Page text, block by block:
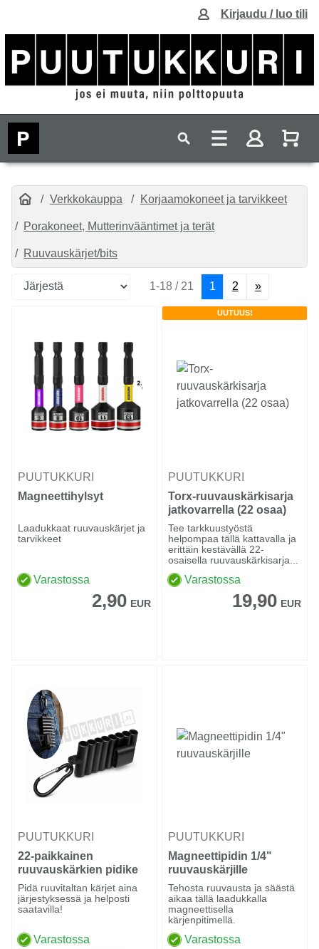
Kirjaudu / luo tili
Verkkokauppa Korjaamokoneet ja tarvikkeet
Porakoneet, Mutterinvääntimet ja terät
Ruuvauskärjet/bits
1-18 / 21 1 2 »
PUUTUKKURI
Magneettihylsyt
Laadukkaat ruuvauskärjet ja
tarvikkeet
Varastossa
2,90 EUR
UUTUUS!
PUUTUKKURI
Torx-ruuvauskärkisarja
jatkovarrella (22 osaa)
Tee tarkkuustyöstä
helpompaa tällä kattavalla ja
erittäin kestävällä 22-
osaisella ruuvauskärkisarja...
Varastossa
19,90 EUR
PUUTUKKURI
22-paikkainen
ruuvauskärkien pidike
karabiinikoukulla
Pidä ruuvitaltan kärjet aina
järjestyksessä ja helposti
saatavilla!
Varastossa
PUUTUKKURI
Magneettipidin 1/4"
ruuvauskärjille
Tehosta ruuvausta ja säästä
aikaa tällä laadukkalla
magneettisella
kärjenpitimellä.
Varastossa